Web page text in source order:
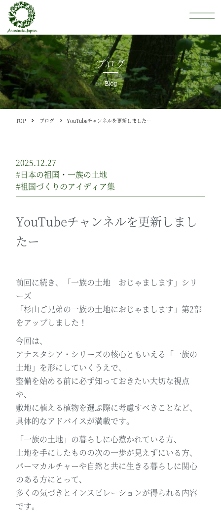
ブログ
Blog
TOP ブログ YouTubeチャンネルを更新しましたー
2025.12.27
#日本の祖国・一族の土地
#祖国づくりのアイディア集
YouTubeチャンネルを更新しまし
たー
前回に続き、「一族の土地 おじゃまします」シリ
ーズ
「杉山ご兄弟の一族の土地におじゃまします」第2部
をアップしました！
今回は、
アナスタシア・シリーズの核心ともいえる「一族の
土地」を形にしていくうえで、
整備を始める前に必ず知っておきたい大切な視点
や、
敷地に植える植物を選ぶ際に考慮すべきことなど、
具体的なアドバイスが満載です。
「一族の土地」の暮らしに心惹かれている方、
土地を手にしたものの次の一歩が見えずにいる方、
パーマカルチャーや自然と共に生きる暮らしに関心
のある方にとって、
多くの気づきとインスピレーションが得られる内容
です。